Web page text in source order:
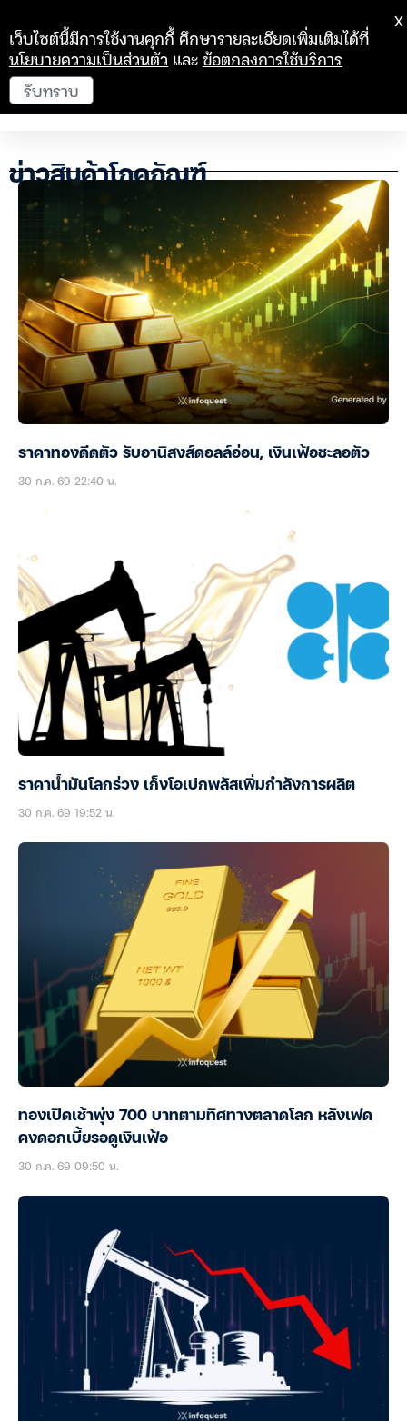
ข่าวสินค้าโภคภัณฑ์
ราคาทองดีดตัว รับอานิสงส์ดอลล์อ่อน, เงินเฟ้อชะลอตัว
30 ก.ค. 69 22:40 น.
ราคาน้ำมันโลกร่วง เก็งโอเปกพลัสเพิ่มกำลังการผลิต
30 ก.ค. 69 19:52 น.
ทองเปิดเช้าพุ่ง 700 บาทตามทิศทางตลาดโลก หลังเฟด
คงดอกเบี้ยรอดูเงินเฟ้อ
30 ก.ค. 69 09:50 น.
เว็บไซต์นี้มีการใช้งานคุกกี้ ศึกษารายละเอียดเพิ่มเติมได้ที่
นโยบายความเป็นส่วนตัว และข้อตกลงการใช้บริการ
รับทราบ
X